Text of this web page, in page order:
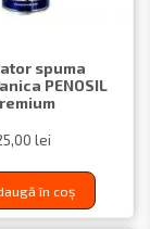
spuma
PENOSIL
lei
în coș